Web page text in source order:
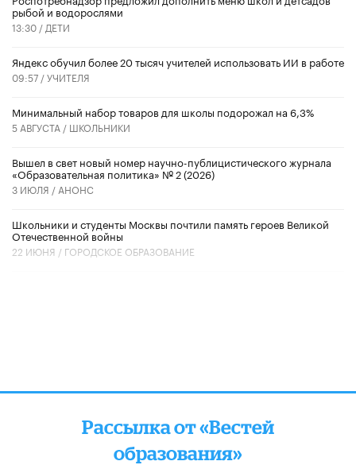
рыбой и водорослями
13:30 / ДЕТИ
​Яндекс обучил более 20 тысяч учителей использовать ИИ в работе
09:57 /УЧИТЕЛЯ
Минимальный набор товаров для школы подорожал на 6,3%
5 АВГУСТА / ШКОЛЬНИКИ
Вышел в свет новый номер научно-публицистического журнала
«Образовательная политика» № 2 (2026)
3 ИЮЛЯ / АНОНС
Школьники и студенты Москвы почтили память героев Великой
Отечественной войны
22 ИЮНЯ / ГОРОДСКОЕ ОБРАЗОВАНИЕ
Рассылка от «Вестей
образования»